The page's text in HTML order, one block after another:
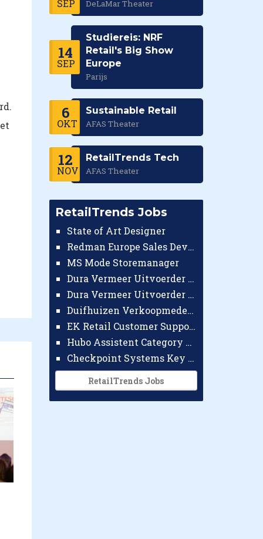
SEP DeLaMar Theater
14
SEP
Studiereis: NRF
Retail's Big Show
Europe
Parijs
6
OKT
Sustainable Retail
AFAS Theater
12
NOV
RetailTrends Tech
AFAS Theater
RetailTrends Jobs
State of Art Designer
Redman Europe Sales Developer (Europe)
MS Mode Storemanager
Dura Vermeer Uitvoerder GWW Amsterdam
Dura Vermeer Uitvoerder Civiel Nijmegen
Duifhuizen Verkoopmedewerker Ridderkerk
EK Retail Customer Support Omnichannel
Hubo Assistent Category Manager
Checkpoint Systems Key Accountmanager Benelux
RetailTrends Jobs